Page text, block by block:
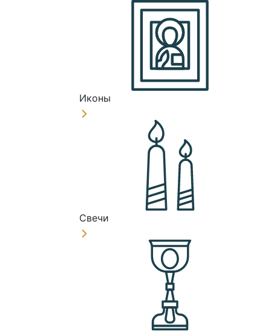
Иконы
Свечи